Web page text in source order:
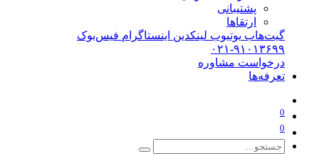
پشتیبانی
ارتقاها
گیت‌هاب یوتیوب لینکدین اینستاگرام فیس‌بوک
۰۲۱-۹۱۰۱۳۶۹۹
درخواست مشاوره
تعرفه‌ها
0
0